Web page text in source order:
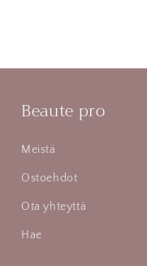
Beaute pro
Meistä
Ostoehdot
Ota yhteyttä
Hae